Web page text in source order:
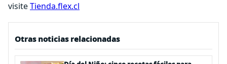
visiteTienda.flex.cl
Otras noticias relacionadas